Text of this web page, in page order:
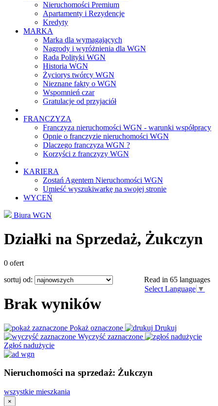
Nieruchomości Premium
Apartamenty i Rezydencje
Kredyty
MARKA
Marka dla wymagających
Nagrody i wyróżnienia dla WGN
Rada Polityki WGN
Historia WGN
Życiorys twórcy WGN
Nieznane fakty o WGN
Wspomnień czar
Gratulacje od przyjaciół
FRANCZYZA
Franczyza nieruchomości WGN - warunki współpracy
Opnie o franczyzie nieruchomości WGN
Dlaczego franczyza WGN ?
Korzyści z franczyzy WGN
KARIERA
Zostań Agentem Nieruchomości WGN
Umieść wyszukiwarkę na swojej stronie
WYCEŃ
Biura WGN
Działki na Sprzedaż, Żukczyn
0 ofert
Read in 65 languages
Select Language ▼
sortuj od:
Brak wyników
Pokaż oznaczone
Drukuj
Wyczyść zaznaczone
Zgłoś nadużycie
Nieruchomości na sprzedaż: Żukczyn
wszystkie mieszkania
×